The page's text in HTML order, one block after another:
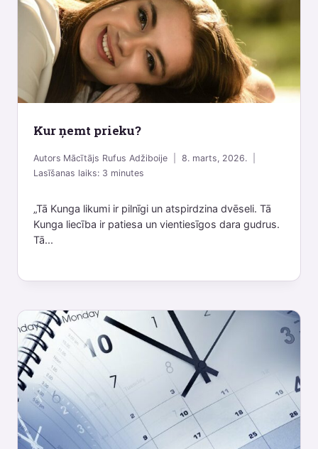
Kur ņemt prieku?
Autors Mācītājs Rufus Adžiboije
8. marts, 2026.
Lasīšanas laiks:3 minutes
„Tā Kunga likumi ir pilnīgi un atspirdzina dvēseli. Tā
Kunga liecība ir patiesa un vientiesīgos dara gudrus.
Tā...